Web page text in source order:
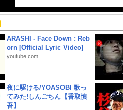
ARASHI - Face Down : Reb
orn [Official Lyric Video]
youtube.com
夜に駆ける/YOASOBI 歌っ
てみた!しんごちん【香取慎
吾】